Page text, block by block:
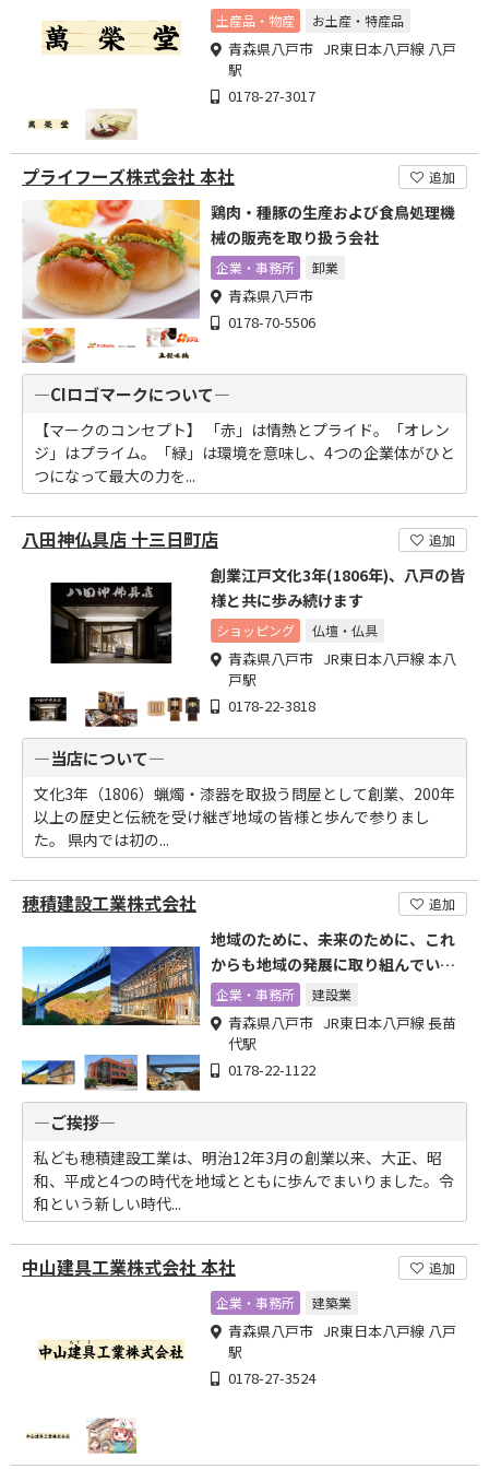
土産品・物産 お土産・特産品
青森県八戸市 JR東日本八戸線 八戸
駅
0178-27-3017
プライフーズ株式会社 本社 追加
鶏肉・種豚の生産および食鳥処理機
械の販売を取り扱う会社
企業・事務所 卸業
青森県八戸市
0178-70-5506
―CIロゴマークについて―
【マークのコンセプト】 「赤」は情熱とプライド。「オレン
ジ」はプライム。「緑」は環境を意味し、4つの企業体がひと
つになって最大の力を...
八田神仏具店 十三日町店 追加
創業江戸文化3年(1806年)、八戸の皆
様と共に歩み続けます
ショッピング 仏壇・仏具
青森県八戸市 JR東日本八戸線 本八
戸駅
0178-22-3818
―当店について―
文化3年（1806）蝋燭・漆器を取扱う問屋として創業、200年
以上の歴史と伝統を受け継ぎ地域の皆様と歩んで参りまし
た。 県内では初の...
穂積建設工業株式会社 追加
地域のために、未来のために、これ
からも地域の発展に取り組んでいき
ます
企業・事務所 建設業
青森県八戸市 JR東日本八戸線 長苗
代駅
0178-22-1122
―ご挨拶―
私ども穂積建設工業は、明治12年3月の創業以来、大正、昭
和、平成と4つの時代を地域とともに歩んでまいりました。令
和という新しい時代...
中山建具工業株式会社 本社
追加
企業・事務所
建築業
青森県八戸市 JR東日本八戸線 八戸
駅
0178-27-3524